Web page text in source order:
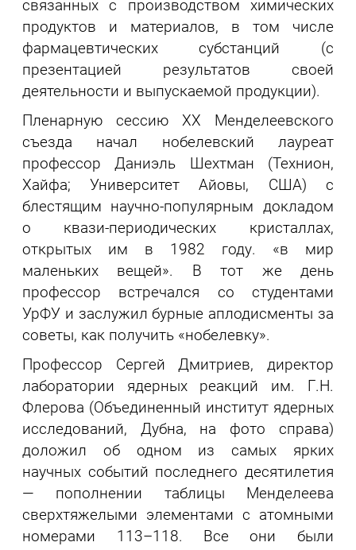
связанных с производством химических
продуктов и материалов, в том числе
фармацевтических субстанций (с
презентацией результатов своей
деятельности и выпускаемой продукции).
Пленарную сессию ХХ Менделеевского
съезда начал нобелевский лауреат
профессор Даниэль Шехтман (Технион,
Хайфа; Университет Айовы, США) с
блестящим научно-популярным докладом
о квази-периодических кристаллах,
открытых им в 1982 году. «в мир
маленьких вещей». В тот же день
профессор встречался со студентами
УрФУ и заслужил бурные аплодисменты за
советы, как получить «нобелевку».
Профессор Сергей Дмитриев, директор
лаборатории ядерных реакций им. Г.Н.
Флерова (Объединенный институт ядерных
исследований, Дубна, на фото справа)
доложил об одном из самых ярких
научных событий последнего десятилетия
— пополнении таблицы Менделеева
сверхтяжелыми элементами с атомными
номерами 113–118. Все они были